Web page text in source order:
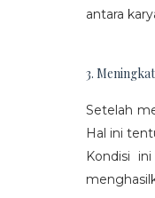
antara
3.
Setelah
Hal ini
Kondisi